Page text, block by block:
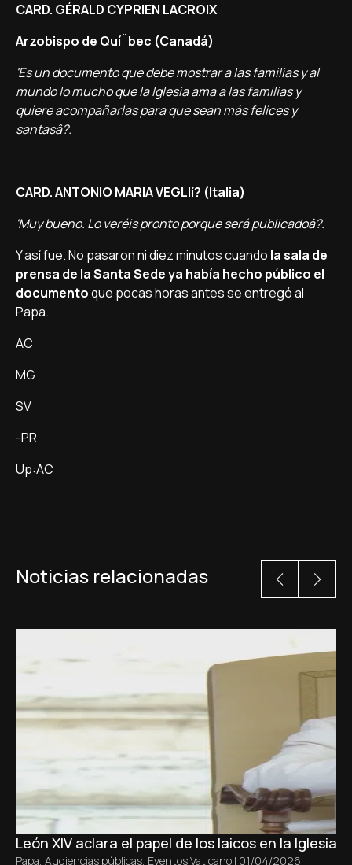
CARD. GÉRALD CYPRIEN LACROIX
Arzobispo de Quí¨bec (Canadá)
'Es un documento que debe mostrar a las familias y al
mundo lo mucho que la Iglesia ama a las familias y
quiere acompañarlas para que sean más felices y
santasâ?.
CARD. ANTONIO MARIA VEGLIí? (Italia)
'Muy bueno. Lo veréis pronto porque será publicadoâ?.
Y así­ fue. No pasaron ni diez minutos cuando la sala de
prensa de la Santa Sede ya habí­a hecho público el
documentoque pocas horas antes se entregó al
Papa.
AC
MG
SV
-PR
Up:AC
Noticias relacionadas
León XIV aclara el papel de los laicos en la Iglesia
Papa, Audiencias públicas, Eventos Vaticano | 01/04/2026